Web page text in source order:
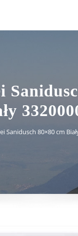
Sanidusch 80×80 cm